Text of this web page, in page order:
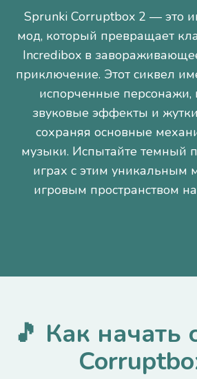
Sprunki Corruptbox 2 — это
мод, который превращает
Incredibox в
приключение. Этот сиквел
испорченные
звуковые эффекты и
сохраняя основные
музыки. Испытайте темный
играх с этим уникальным
игровым пространством
🎵 Как начать